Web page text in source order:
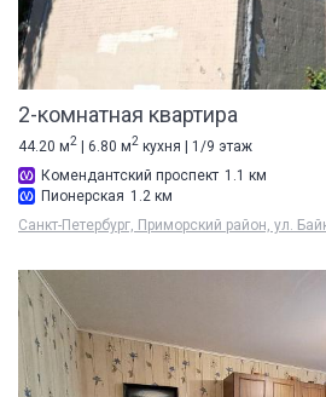
2-комнатная квартира
44.20 м2 | 6.80 м2 кухня | 1/9 этаж
Комендантский проспект 1.1 км
Пионерская 1.2 км
Санкт-Петербург, Приморский район, ул.